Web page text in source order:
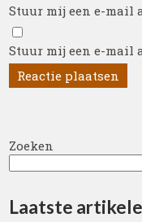
Stuur mij een e-mail
Stuur mij een e-mail
Zoeken
Laatste